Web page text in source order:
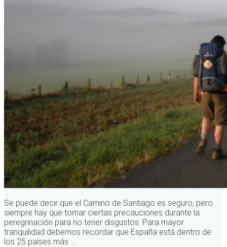
Se puede decir que el Camino de Santiago es seguro, pero
siempre hay que tomar ciertas precauciones durante la
peregrinación para no tener disgustos. Para mayor
tranquilidad debemos recordar que España está dentro de
los 25 países más ...